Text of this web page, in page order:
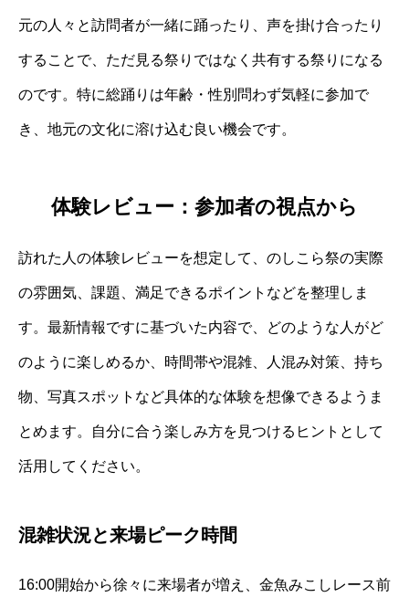
元の人々と訪問者が一緒に踊ったり、声を掛け合ったり
することで、ただ見る祭りではなく共有する祭りになる
のです。特に総踊りは年齢・性別問わず気軽に参加で
き、地元の文化に溶け込む良い機会です。
体験レビュー：参加者の視点から
訪れた人の体験レビューを想定して、のしこら祭の実際
の雰囲気、課題、満足できるポイントなどを整理しま
す。最新情報ですに基づいた内容で、どのような人がど
のように楽しめるか、時間帯や混雑、人混み対策、持ち
物、写真スポットなど具体的な体験を想像できるようま
とめます。自分に合う楽しみ方を見つけるヒントとして
活用してください。
混雑状況と来場ピーク時間
16:00開始から徐々に来場者が増え、金魚みこしレース前